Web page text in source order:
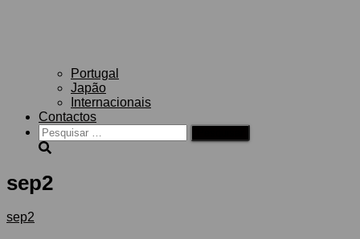
Portugal
Japão
Internacionais
Contactos
Pesquisar
por:
sep2
sep2